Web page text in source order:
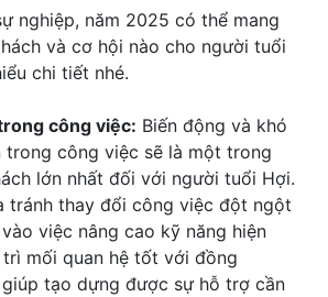
nghiệp, năm 2025 có thể mang
và cơ hội nào cho người tuổi
chi tiết nhé.
công việc: Biến động và khó
trong công việc sẽ là một trong
lớn nhất đối với người tuổi Hợi.
tránh thay đổi công việc đột ngột
việc nâng cao kỹ năng hiện
mối quan hệ tốt với đồng
tạo dựng được sự hỗ trợ cần